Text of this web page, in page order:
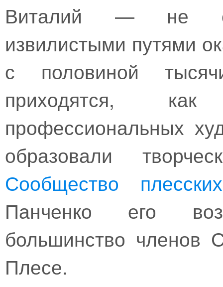
Виталий — не
извилистыми путями
с половиной
приходятся,
профессиональных
образовали
Сообщество
Панченко его
большинство членов
Плесе.